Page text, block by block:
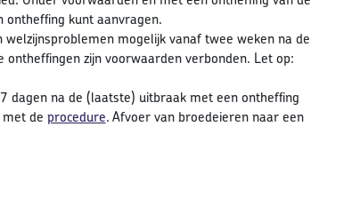
ontheffing kunt aanvragen.
mogelijk vanaf twee weken na de
zijn voorwaarden verbonden. Let op:
dagen na de (laatste) uitbraak met een ontheffing
de procedure. Afvoer van broedeieren naar een